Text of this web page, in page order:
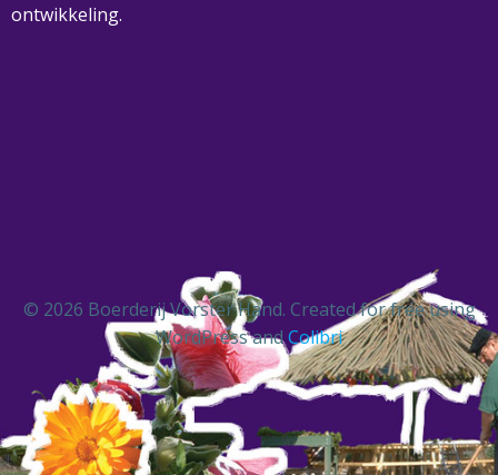
ontwikkeling.
© 2026 Boerderij Vorster Hand. Created for free using
WordPress andColibri